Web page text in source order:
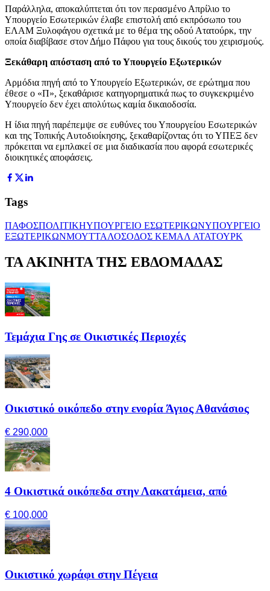
Παράλληλα, αποκαλύπτεται ότι τον περασμένο Απρίλιο το
Υπουργείο Εσωτερικών έλαβε επιστολή από εκπρόσωπο του
ΕΛΑΜ Ξυλοφάγου σχετικά με το θέμα της οδού Ατατούρκ, την
οποία διαβίβασε στον Δήμο Πάφου για τους δικούς του χειρισμούς.
Ξεκάθαρη απόσταση από το Υπουργείο Εξωτερικών
Αρμόδια πηγή από το Υπουργείο Εξωτερικών, σε ερώτημα που
έθεσε ο «Π», ξεκαθάρισε κατηγορηματικά πως το συγκεκριμένο
Υπουργείο δεν έχει απολύτως καμία δικαιοδοσία.
Η ίδια πηγή παρέπεμψε σε ευθύνες του Υπουργείου Εσωτερικών
και της Τοπικής Αυτοδιοίκησης, ξεκαθαρίζοντας ότι το ΥΠΕΞ δεν
πρόκειται να εμπλακεί σε μια διαδικασία που αφορά εσωτερικές
διοικητικές αποφάσεις.
Tags
ΠΑΦΟΣΠΟΛΙΤΙΚΗΥΠΟΥΡΓΕΙΟ ΕΣΩΤΕΡΙΚΩΝΥΠΟΥΡΓΕΙΟ
ΕΞΩΤΕΡΙΚΩΝΜΟΥΤΤΑΛΟΣΟΔΟΣ ΚΕΜΑΛ ΑΤΑΤΟΥΡΚ
ΤΑ ΑΚΙΝΗΤΑ ΤΗΣ ΕΒΔΟΜΑΔΑΣ
Τεμάχια Γης σε Οικιστικές Περιοχές
Οικιστικό οικόπεδο στην ενορία Άγιος Αθανάσιος
€ 290,000
4 Οικιστικά οικόπεδα στην Λακατάμεια, από
€ 100,000
Οικιστικό χωράφι στην Πέγεια